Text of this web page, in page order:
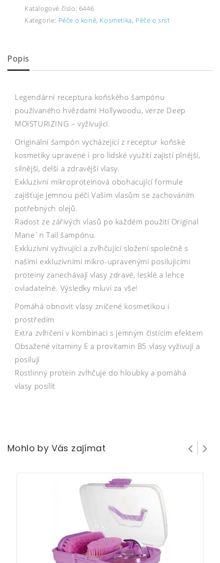
Katalogové číslo: 6446
Kategorie: Péče o koně, Kosmetika, Péče o srst
Popis
Legendární receptura koňského šampónu
používaného hvězdami Hollywoodu, verze Deep
MOISTURIZING – vyživujicí.
Originální šampón vycházející z receptur koňské
kosmetiky upravené i pro lidské využití zajistí plnější,
silnější, delší a zdravější vlasy.
Exkluzivní mikroproteinová obohacující formule
zajišťuje jemnou péči Vašim vlasům se zachováním
potřebných olejů.
Radost ze zářivých vlasů po každém použití Original
Mane´n Tail šampónu.
Exkluzivní vyživující a zvlhčující složení společně s
našimi exkluzivními mikro-upravenými posilujícími
proteiny zanechávají vlasy zdravé, lesklé a lehce
ovladatelné. Výsledky mluví za vše!
Pomáhá obnovit vlasy zničené kosmetikou i
prostředím
Extra zvlhčení v kombinaci s jemným čistícím efektem
Obsažené vitaminy E a provitamin B5 vlasy vyživují a
posilují
Rostlinný protein zvlhčuje do hloubky a pomáhá
vlasy posílit
Mohlo by Vás zajímat